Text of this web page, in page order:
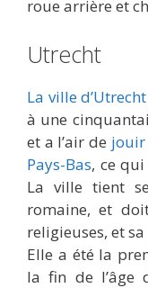
roue arrière et
Utrecht
La ville d’Utrecht
à une
et a l’air de jouir
Pays-Bas, ce
La ville tient
romaine, et
religieuses, et
Elle a été la
la fin de l’âge